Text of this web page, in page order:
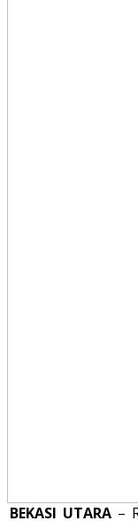
BEKASI UTARA –